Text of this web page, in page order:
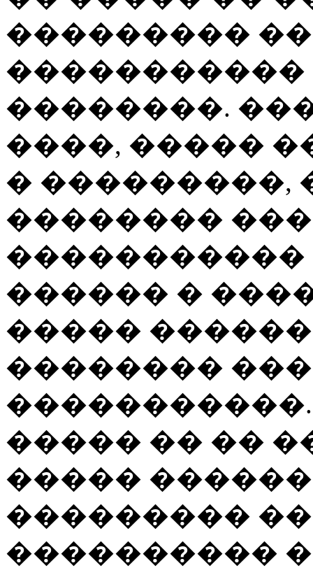
���������
�����������
��������.
����, �����
� ���������,
��������
�����������
������ �
�����
��������
����� �� ��
�����
���������
����������